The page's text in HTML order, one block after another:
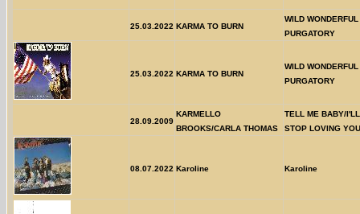
25.03.2022 KARMA TO BURN
WILD WONDERFUL
PURGATORY
25.03.2022 KARMA TO BURN
WILD WONDERFUL
PURGATORY
28.09.2009
KARMELLO
BROOKS/CARLA THOMAS
TELL ME BABY/
STOP LOVING YOU
08.07.2022 Karoline Karoline